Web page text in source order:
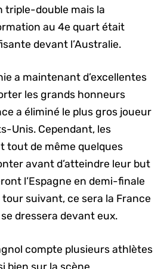
triple-double mais la
au 4e quart était
devant l’Australie.
a maintenant d’excellentes
les grands honneurs
a éliminé le plus gros joueur
Unis. Cependant, les
tout de même quelques
avant d’atteindre leur but
l’Espagne en demi-finale
tour suivant, ce sera la France
dressera devant eux.
compte plusieurs athlètes
bien sur la scène